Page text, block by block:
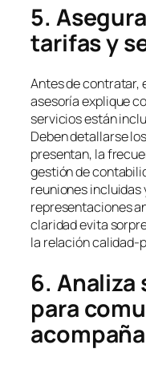
5.
tarifas y
Antes de contratar,
asesoría explique
servicios están
Deben detallarse
presentan, la
gestión de
reuniones
representaciones
claridad evita
la relación calidad-
6. Analiza
para